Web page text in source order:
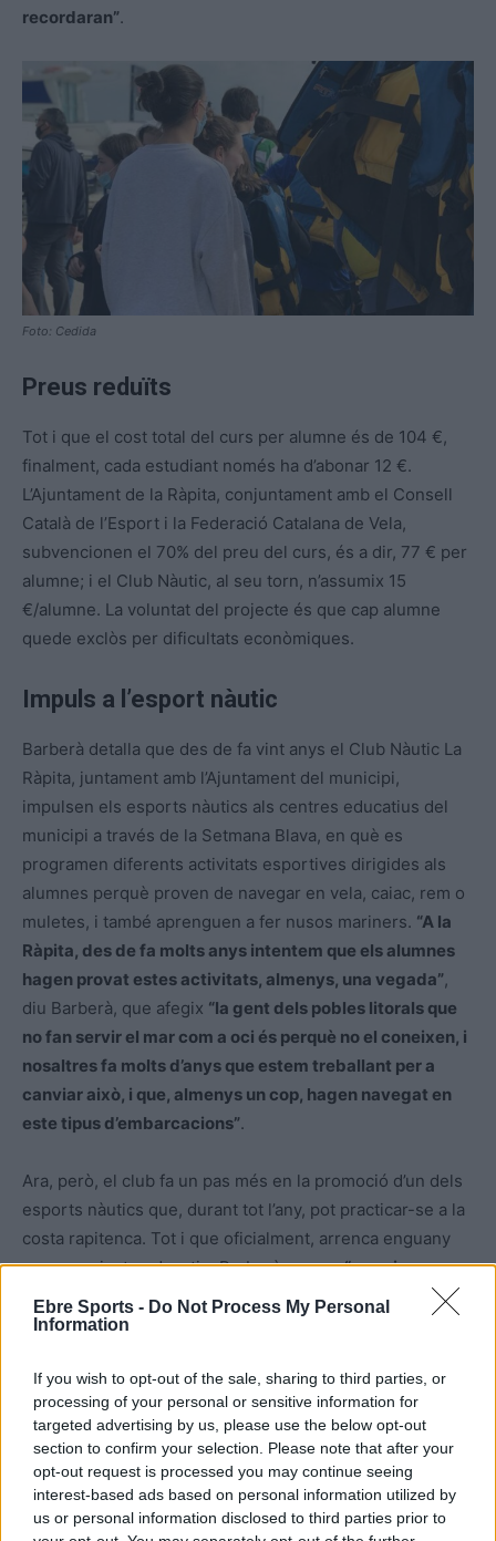
Ebre Sports - Do Not Process My Personal
Information
If you wish to opt-out of the sale, sharing to third parties, or
processing of your personal or sensitive information for
targeted advertising by us, please use the below opt-out
section to confirm your selection. Please note that after your
opt-out request is processed you may continue seeing
interest-based ads based on personal information utilized by
us or personal information disclosed to third parties prior to
recordaran”.
Foto: Cedida
Preus reduïts
Tot i que el cost total del curs per alumne és de 104 €,
finalment, cada estudiant només ha d’abonar 12 €.
L’Ajuntament de la Ràpita, conjuntament amb el Consell
Català de l’Esport i la Federació Catalana de Vela,
subvencionen el 70% del preu del curs, és a dir, 77 € per
alumne; i el Club Nàutic, al seu torn, n’assumix 15
€/alumne. La voluntat del projecte és que cap alumne
quede exclòs per dificultats econòmiques.
Impuls a l’esport nàutic
Barberà detalla que des de fa vint anys el Club Nàutic La
Ràpita, juntament amb l’Ajuntament del municipi,
impulsen els esports nàutics als centres educatius del
municipi a través de la Setmana Blava, en què es
programen diferents activitats esportives dirigides als
alumnes perquè proven de navegar en vela, caiac, rem o
muletes, i també aprenguen a fer nusos mariners. “A la
Ràpita, des de fa molts anys intentem que els alumnes
hagen provat estes activitats, almenys, una vegada”,
diu Barberà, que afegix “la gent dels pobles litorals que
no fan servir el mar com a oci és perquè no el coneixen, i
nosaltres fa molts d’anys que estem treballant per a
canviar això, i que, almenys un cop, hagen navegat en
este tipus d’embarcacions”.
Ara, però, el club fa un pas més en la promoció d’un dels
esports nàutics que, durant tot l’any, pot practicar-se a la
costa rapitenca. Tot i que oficialment, arrenca enguany
com a projecte educatiu, Barberà espera“que siga una
activitat que dure molts d’anys, i que els habitants dels
pobles mariners incloguen els coneixements del mar